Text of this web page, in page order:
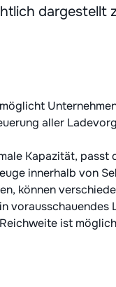
dargestellt
aller
Kapazität, passt
innerhalb von
können
vorausschauendes
ist